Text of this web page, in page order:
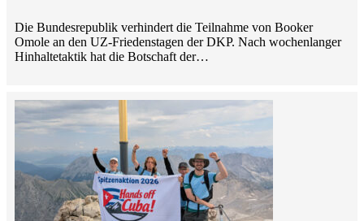
Die Bundesrepublik verhindert die Teilnahme von Booker
Omole an den UZ-Friedenstagen der DKP. Nach wochenlanger
Hinhaltetaktik hat die Botschaft der…